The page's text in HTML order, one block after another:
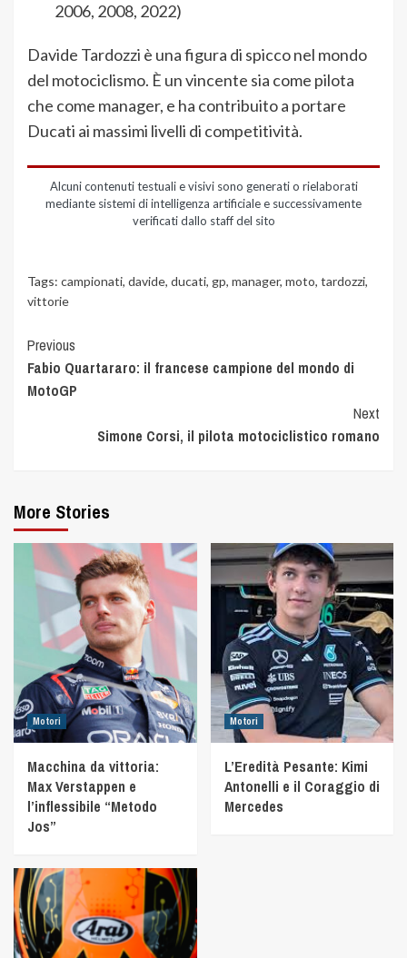
2006, 2008, 2022)
Davide Tardozzi è una figura di spicco nel mondo
del motociclismo. È un vincente sia come pilota
che come manager, e ha contribuito a portare
Ducati ai massimi livelli di competitività.
Alcuni contenuti testuali e visivi sono generati o rielaborati
mediante sistemi di intelligenza artificiale e successivamente
verificati dallo staff del sito
Tags: campionati, davide, ducati, gp, manager, moto, tardozzi,
vittorie
Previous
Fabio Quartararo: il francese campione del mondo di
MotoGP
Next
Simone Corsi, il pilota motociclistico romano
More Stories
Motori
Macchina da vittoria:
Max Verstappen e
l’inflessibile “Metodo
Jos”
Motori
L’Eredità Pesante: Kimi
Antonelli e il Coraggio di
Mercedes